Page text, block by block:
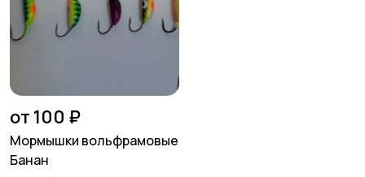
от 100 ₽
Мормышки вольфрамовые
Банан